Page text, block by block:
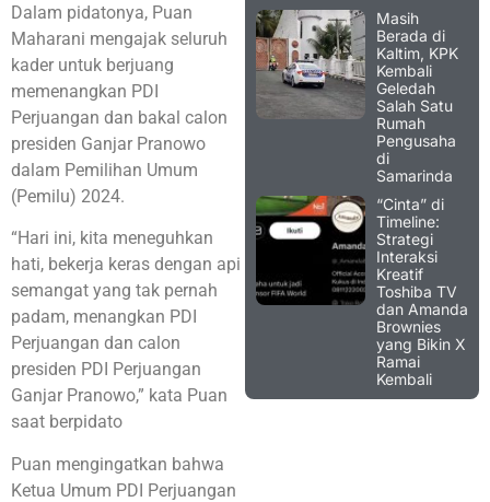
Dalam pidatonya, Puan
Maharani mengajak seluruh
kader untuk berjuang
memenangkan PDI
Perjuangan dan bakal calon
presiden Ganjar Pranowo
dalam Pemilihan Umum
(Pemilu) 2024.
“Hari ini, kita meneguhkan
hati, bekerja keras dengan api
semangat yang tak pernah
padam, menangkan PDI
Perjuangan dan calon
presiden PDI Perjuangan
Ganjar Pranowo,” kata Puan
saat berpidato
Puan mengingatkan bahwa
Ketua Umum PDI Perjuangan
Masih
Berada di
Kaltim, KPK
Kembali
Geledah
Salah Satu
Rumah
Pengusaha
di
Samarinda
“Cinta” di
Timeline:
Strategi
Interaksi
Kreatif
Toshiba TV
dan Amanda
Brownies
yang Bikin X
Ramai
Kembali